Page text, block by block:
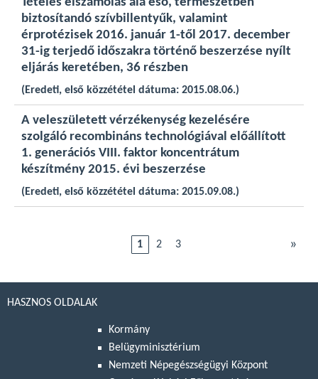
biztosítandó szívbillentyűk, valamint
érprotézisek 2016. január 1-től 2017. december
31-ig terjedő időszakra történő beszerzése nyílt
eljárás keretében, 36 részben
(Eredeti, első közzététel dátuma: 2015.08.06.)
A veleszületett vérzékenység kezelésére
szolgáló recombináns technológiával előállított
1. generációs VIII. faktor koncentrátum
készítmény 2015. évi beszerzése
(Eredeti, első közzététel dátuma: 2015.09.08.)
1 2 3 »
HASZNOS OLDALAK
Kormány
Belügyminisztérium
Nemzeti Népegészségügyi Központ